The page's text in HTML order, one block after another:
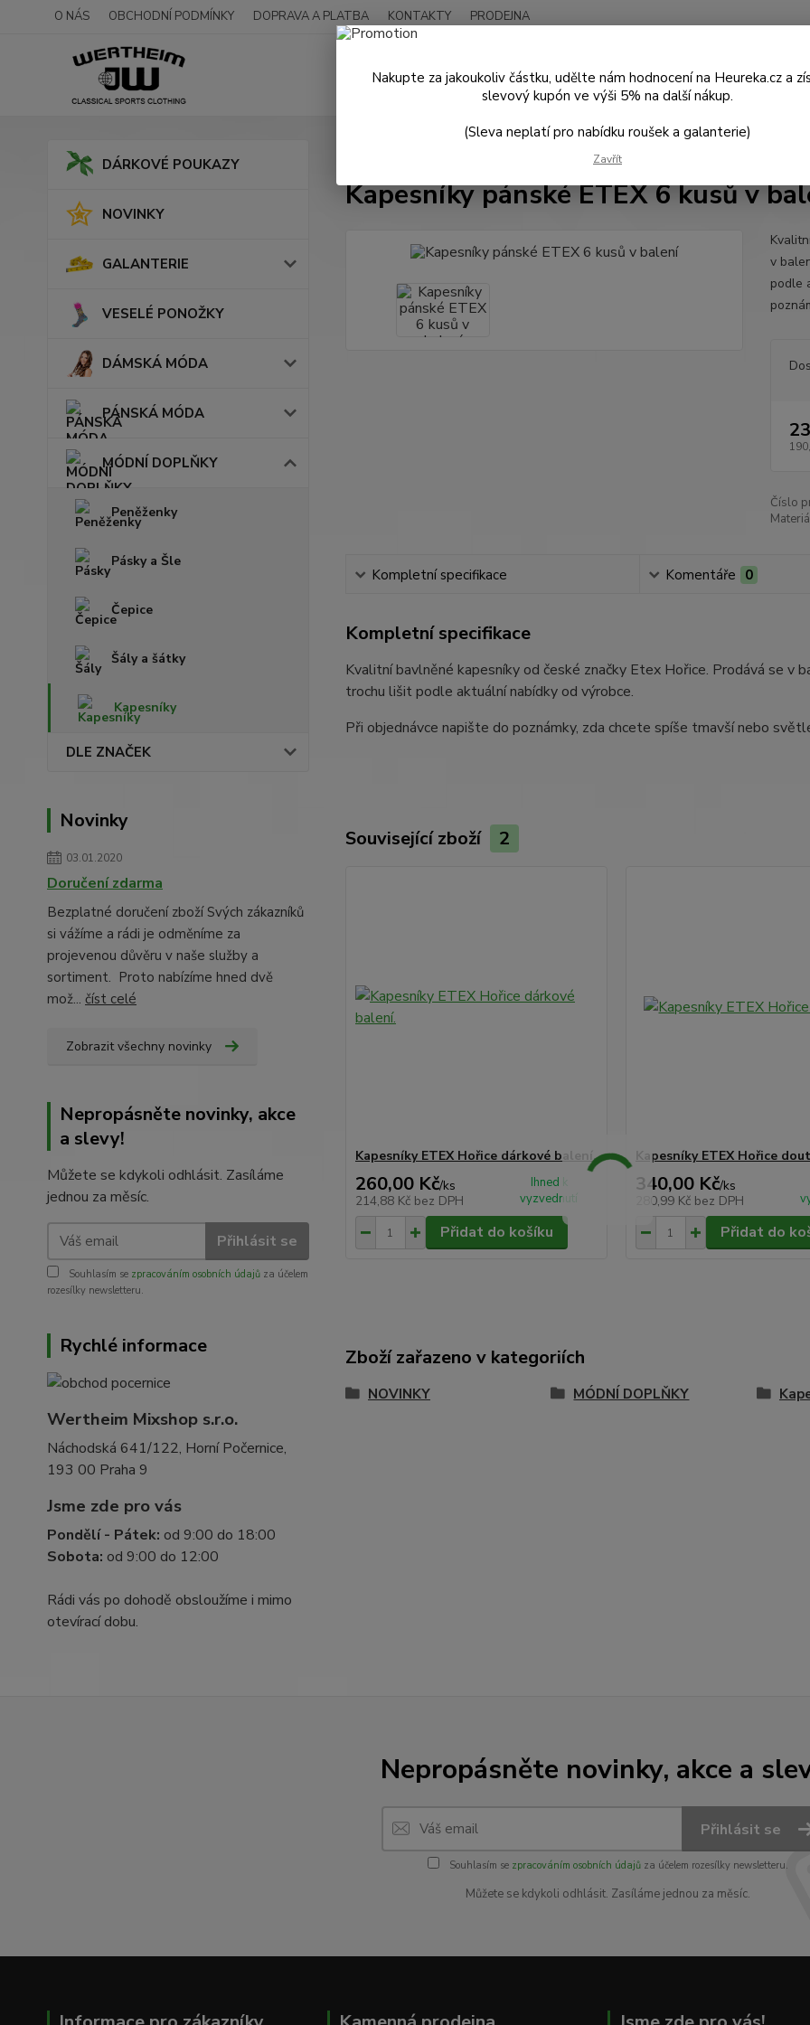
O NÁS OBCHODNÍ PODMÍNKY DOPRAVA A PLATBA KONTAKTY PRODEJNA
Hledat
Po -
DÁRKOVÉ POUKAZY
NOVINKY
GALANTERIE
VESELÉ PONOŽKY
DÁMSKÁ MÓDA
PÁNSKÁ MÓDA
MÓDNÍ DOPLŇKY
Peněženky
Pásky a Šle
Čepice
Šály a šátky
Kapesníky
DLE ZNAČEK
Novinky
03.01.2020
Doručení zdarma
Bezplatné doručení zboží Svých zákazníků
si vážíme a rádi je odměníme za
projevenou důvěru v naše služby a
sortiment. Proto nabízíme hned dvě
mož... číst celé
Zobrazit všechny novinky
Nepropásněte novinky, akce
a slevy!
Můžete se kdykoli odhlásit. Zasíláme
jednou za měsíc.
Přihlásit se
Souhlasím se zpracováním osobních údajů za účelem
rozesílky newsletteru.
Rychlé informace
Wertheim Mixshop s.r.o.
Náchodská 641/122, Horní Počernice,
193 00 Praha 9
Jsme zde pro vás
Pondělí - Pátek: od 9:00 do 18:00
Sobota: od 9:00 do 12:00
Rádi vás po dohodě obsloužíme i mimo
otevírací dobu.
Kapesníky pánské ETEX 6 kusů v
v
podle
Číslo
Kompletní specifikace Komentáře 0
Kompletní specifikace
Kvalitní bavlněné kapesníky od české značky Etex Hořice. Prodává se v
trochu lišit podle aktuální nabídky od výrobce.
Při objednávce napište do poznámky, zda chcete spíše tmavší nebo
Související zboží 2
Kapesníky ETEX Hořice dárkové balení.
260,00 Kč/ks
214,88 Kč bez DPH
Ihned k
vyzvednutí
Přidat do košíku
Kapesníky ETEX Hořice
340,00 Kč/ks
280,99 Kč bez DPH
Přidat do
Zboží zařazeno v kategoriích
NOVINKY MÓDNÍ DOPLŇKY
Nepropásněte novinky, akce a
Přihlásit se
Souhlasím se zpracováním osobních údajůza účelem rozesílky newsletteru.
Můžete se kdykoli odhlásit. Zasíláme jednou za měsíc.
Nakupte za jakoukoliv částku, udělte nám hodnocení na Heureka.cz a
slevový kupón ve výši 5% na další nákup.
(Sleva neplatí pro nabídku roušek a galanterie)
Zavřít